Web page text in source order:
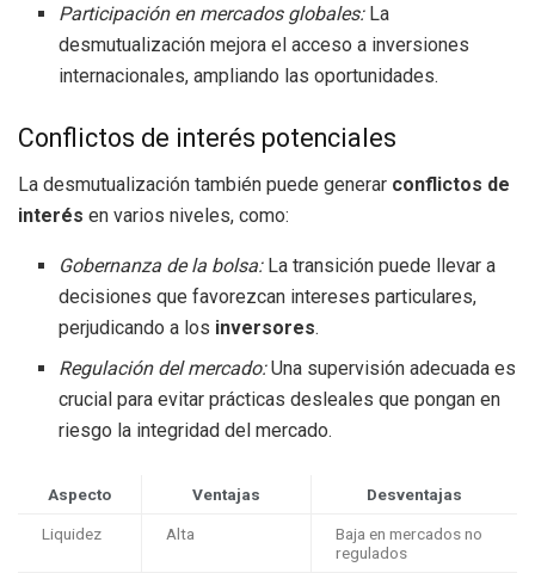
Participación en mercados globales:La
desmutualización mejora el acceso a inversiones
internacionales, ampliando las oportunidades.
Conflictos de interés potenciales
La desmutualización también puede generar conflictos de
interés en varios niveles, como:
Gobernanza de la bolsa:La transición puede llevar a
decisiones que favorezcan intereses particulares,
perjudicando a los inversores.
Regulación del mercado:Una supervisión adecuada es
crucial para evitar prácticas desleales que pongan en
riesgo la integridad del mercado.
Aspecto Ventajas Desventajas
Liquidez Alta
Baja en mercados no
regulados